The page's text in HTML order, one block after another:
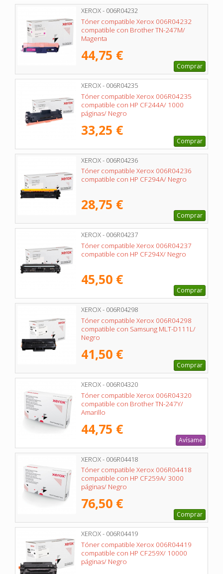
XEROX - 006R04232
Tóner compatible Xerox 006R04232
compatible con Brother TN-247M/
Magenta
44,75 €
Comprar
XEROX - 006R04235
Tóner compatible Xerox 006R04235
compatible con HP CF244A/ 1000
páginas/ Negro
33,25 €
Comprar
XEROX - 006R04236
Tóner compatible Xerox 006R04236
compatible con HP CF294A/ Negro
28,75 €
Comprar
XEROX - 006R04237
Tóner compatible Xerox 006R04237
compatible con HP CF294X/ Negro
45,50 €
Comprar
XEROX - 006R04298
Tóner compatible Xerox 006R04298
compatible con Samsung MLT-D111L/
Negro
41,50 €
Comprar
XEROX - 006R04320
Tóner compatible Xerox 006R04320
compatible con Brother TN-247Y/
Amarillo
44,75 €
Avísame
XEROX - 006R04418
Tóner compatible Xerox 006R04418
compatible con HP CF259A/ 3000
páginas/ Negro
76,50 €
Comprar
XEROX - 006R04419
Tóner compatible Xerox 006R04419
compatible con HP CF259X/ 10000
páginas/ Negro